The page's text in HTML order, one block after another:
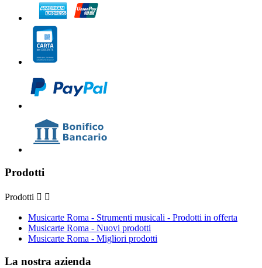
Prodotti
Prodotti  
Musicarte Roma - Strumenti musicali - Prodotti in offerta
Musicarte Roma - Nuovi prodotti
Musicarte Roma - Migliori prodotti
La nostra azienda